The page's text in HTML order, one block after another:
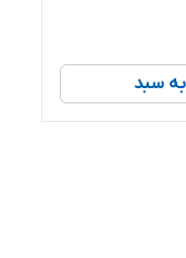
سبد